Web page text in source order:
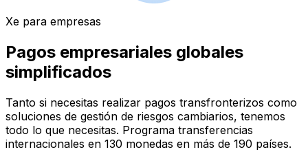
Xe para empresas
Pagos empresariales globales
simplificados
Tanto si necesitas realizar pagos transfronterizos como
soluciones de gestión de riesgos cambiarios, tenemos
todo lo que necesitas. Programa transferencias
internacionales en 130 monedas en más de 190 países.